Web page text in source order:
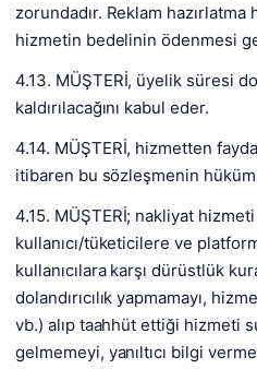
zorundadır. Reklam
hizmetin bedelinin ödenmesi
4.13. MÜŞTERİ, üyelik süresi
kaldırılacağını kabul eder.
4.14. MÜŞTERİ, hizmetten
itibaren bu sözleşmenin
4.15. MÜŞTERİ; nakliyat
kullanıcı/tüketicilere ve
kullanıcılara karşı dürüstlük
dolandırıcılık yapmamayı,
vb.) alıp taahhüt ettiği hizmeti
gelmemeyi, yanıltıcı bilgi